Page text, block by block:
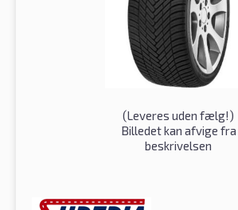
(Leveres uden fælg!)
Billedet kan afvige fra
beskrivelsen